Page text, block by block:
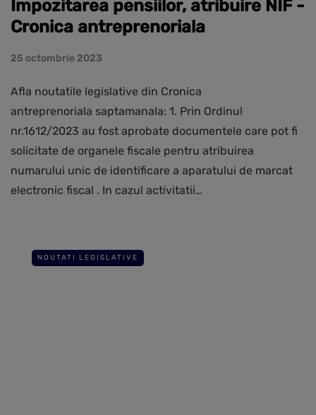
Impozitarea pensiilor, atribuire NIF -
Cronica antreprenoriala
25 octombrie 2023
Afla noutatile legislative din Cronica
antreprenoriala saptamanala: 1. Prin Ordinul
nr.1612/2023 au fost aprobate documentele care pot fi
solicitate de organele fiscale pentru atribuirea
numarului unic de identificare a aparatului de marcat
electronic fiscal . In cazul activitatii…
NOUTATI LEGISLATIVE